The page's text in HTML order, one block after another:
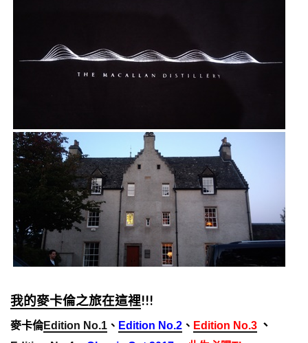
我的麥卡倫之旅在這裡!!!
麥卡倫Edition No.1 、 Edition No.2 、 Edition No.3 、